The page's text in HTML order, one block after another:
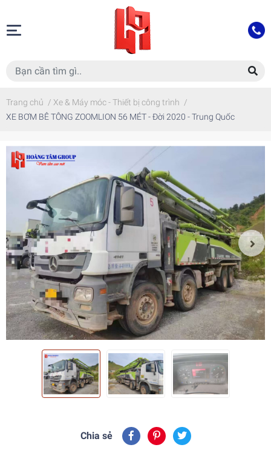
Trang chủ / Xe & Máy móc - Thiết bị công trình /
XE BƠM BÊ TÔNG ZOOMLION 56 MÉT - Đời 2020 - Trung Quốc
Chia sẻ